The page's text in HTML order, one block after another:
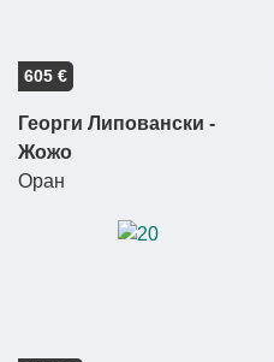
605 €
Георги Липовански -
Жожо
Оран